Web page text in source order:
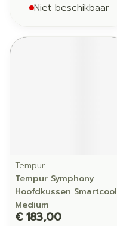
Niet beschikbaar
Tempur
Tempur Symphony
Hoofdkussen Smartcool
Medium
€ 183,00